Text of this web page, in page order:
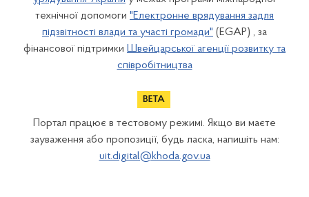
технічної допомоги "Електронне врядування задля
підзвітності влади та участі громади" (EGAP) , за
фінансової підтримки Швейцарської агенції розвитку та
співробітництва
Портал працює в тестовому режимі. Якщо ви маєте
зауваження або пропозиції, будь ласка, напишіть нам:
uit.digital@khoda.gov.ua